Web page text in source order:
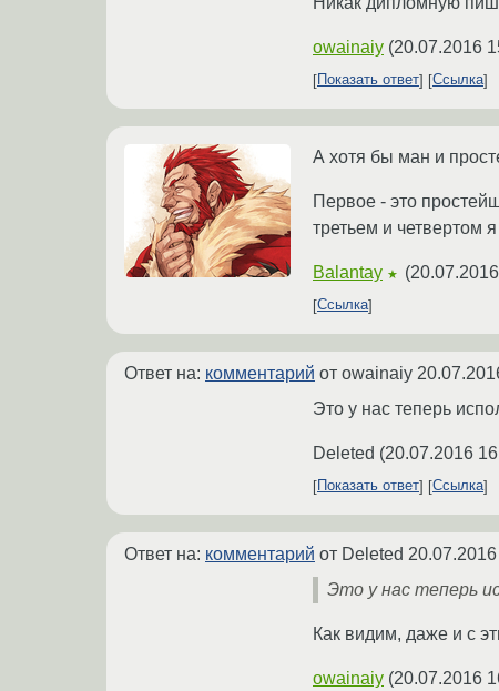
owainaiy (20.07.2016
Показать ответ Ссылка
А хотя бы ман и
Первое - это
третьем и четвертом
Balantay ★ (
Ссылка
Ответ на: комментарий от owainaiy
Это у нас теперь
Deleted (20.07.2016
Показать ответ Ссылка
Ответ на: комментарий от Deleted
Это у нас теперь
Как видим, даже и с
owainaiy (20.07.2016